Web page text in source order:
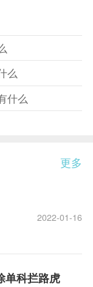
么
什么
更多
2022-01-16
单科拦路虎